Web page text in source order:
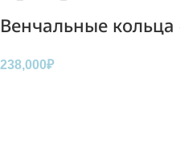
Венчальные кольца
238,000₽